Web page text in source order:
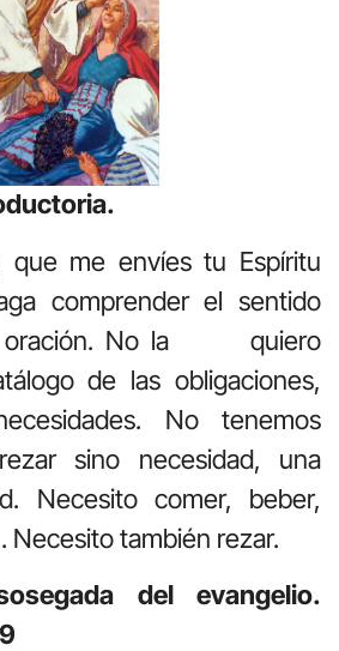
que me envíes tu Espíritu
comprender el sentido
oración. No la quiero
de las obligaciones,
No tenemos
sino necesidad, una
Necesito comer, beber,
Necesito también rezar.
del evangelio.